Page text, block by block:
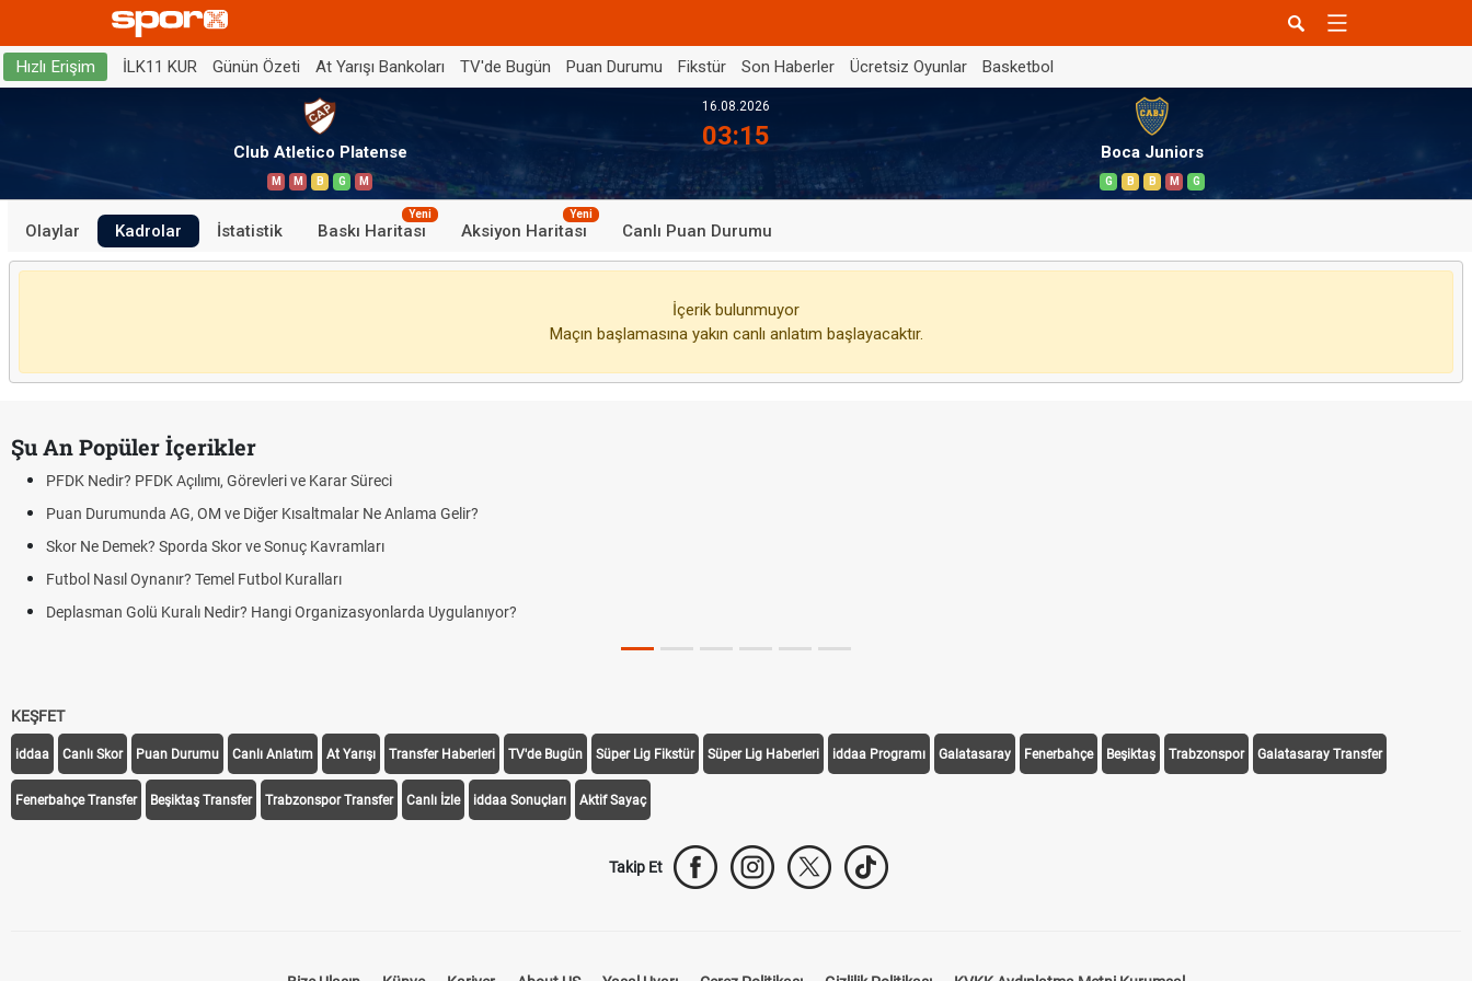
Hızlı Erişim İLK11 KUR Günün Özeti At Yarışı Bankoları TV'de Bugün Puan Durumu Fikstür Son Haberler Ücretsiz Oyunlar Basketbol
Club Atletico Platense
M M B G M
16.08.2026
03:15
Boca Juniors
G B B M G
Olaylar Kadrolar İstatistik Baskı Haritası
Yeni
Aksiyon Haritası
Yeni
Canlı Puan Durumu
İçerik bulunmuyor
Maçın başlamasına yakın canlı anlatım başlayacaktır.
Şu An Popüler İçerikler
PFDK Nedir? PFDK Açılımı, Görevleri ve Karar Süreci
Puan Durumunda AG, OM ve Diğer Kısaltmalar Ne Anlama Gelir?
Skor Ne Demek? Sporda Skor ve Sonuç Kavramları
Futbol Nasıl Oynanır? Temel Futbol Kuralları
Deplasman Golü Kuralı Nedir? Hangi Organizasyonlarda Uygulanıyor?
KEŞFET
iddaa Canlı Skor Puan Durumu Canlı Anlatım At Yarışı Transfer Haberleri TV'de Bugün Süper Lig Fikstür Süper Lig Haberleri iddaa Programı Galatasaray Fenerbahçe Beşiktaş Trabzonspor Galatasaray Transfer
Fenerbahçe Transfer Beşiktaş Transfer Trabzonspor Transfer Canlı İzle iddaa Sonuçları Aktif Sayaç
Takip Et